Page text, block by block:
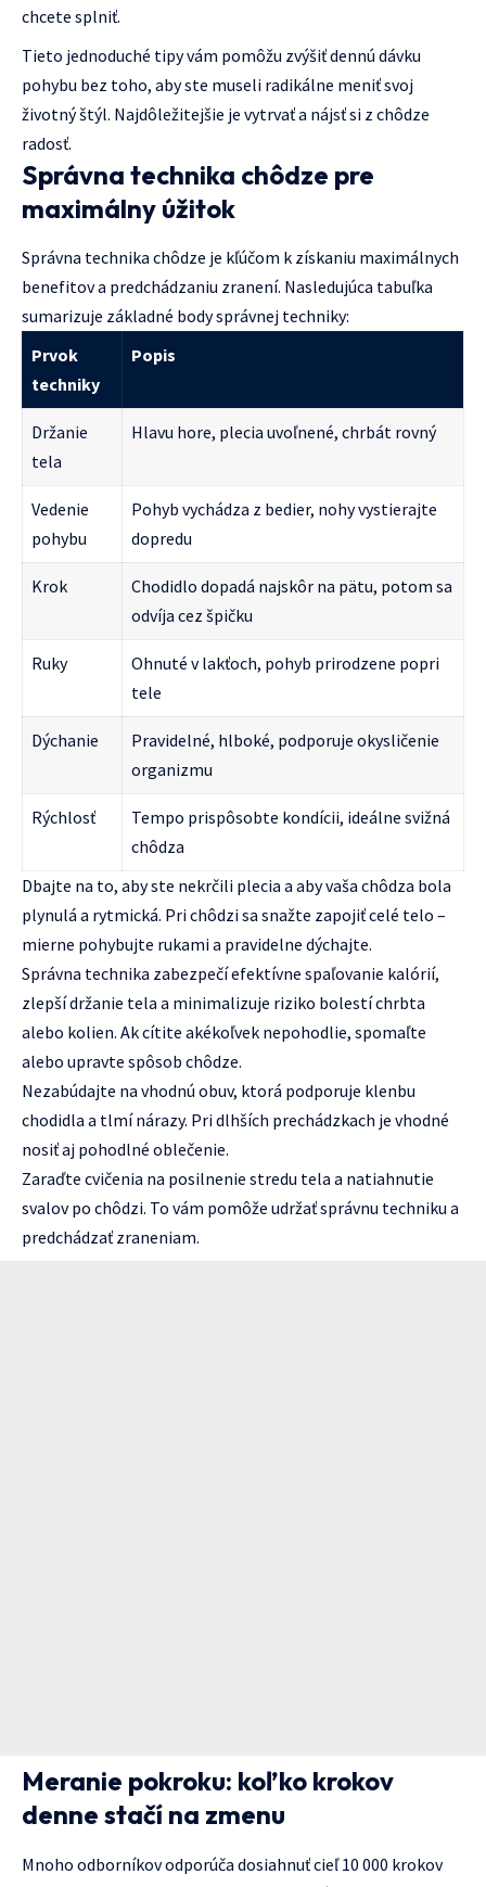
chcete splniť.
Tieto jednoduché tipy vám pomôžu zvýšiť dennú dávku
pohybu bez toho, aby ste museli radikálne meniť svoj
životný štýl. Najdôležitejšie je vytrvať a nájsť si z chôdze
radosť.
Správna technika chôdze pre
maximálny úžitok
Správna technika chôdze je kľúčom k získaniu maximálnych
benefitov a predchádzaniu zranení. Nasledujúca tabuľka
sumarizuje základné body správnej techniky:
Prvok
techniky
Popis
Držanie
tela
Hlavu hore, plecia uvoľnené, chrbát rovný
Vedenie
pohybu
Pohyb vychádza z bedier, nohy vystierajte
dopredu
Krok
Chodidlo dopadá najskôr na pätu, potom sa
odvíja cez špičku
Ruky
Ohnuté v lakťoch, pohyb prirodzene popri
tele
Dýchanie
Pravidelné, hlboké, podporuje okysličenie
organizmu
Rýchlosť
Tempo prispôsobte kondícii, ideálne svižná
chôdza
Dbajte na to, aby ste nekrčili plecia a aby vaša chôdza bola
plynulá a rytmická. Pri chôdzi sa snažte zapojiť celé telo –
mierne pohybujte rukami a pravidelne dýchajte.
Správna technika zabezpečí efektívne spaľovanie kalórií,
zlepší držanie tela a minimalizuje riziko bolestí chrbta
alebo kolien. Ak cítite akékoľvek nepohodlie, spomaľte
alebo upravte spôsob chôdze.
Nezabúdajte na vhodnú obuv, ktorá podporuje klenbu
chodidla a tlmí nárazy. Pri dlhších prechádzkach je vhodné
nosiť aj pohodlné oblečenie.
Zaraďte cvičenia na posilnenie stredu tela a natiahnutie
svalov po chôdzi. To vám pomôže udržať správnu techniku a
predchádzať zraneniam.
Meranie pokroku: koľko krokov
denne stačí na zmenu
Mnoho odborníkov odporúča dosiahnuť cieľ 10 000 krokov